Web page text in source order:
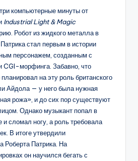
компьютерные минуты от
Industrial Light & Magic
Робот из жидкого металла в
стал первым в истории
персонажем, созданным с
CGI-морфинга. Забавно, что
на эту роль британского
Айдола — у него была нужная
рожа», и до сих пор существуют
Однако музыкант попал в
и сломал ногу, а роль требовала
В итоге утвердили
Роберта Патрика. На
он научился бегать с